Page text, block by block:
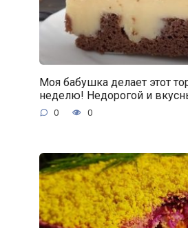
Моя бабушка делает этот
неделю! Недорогой и
0 0